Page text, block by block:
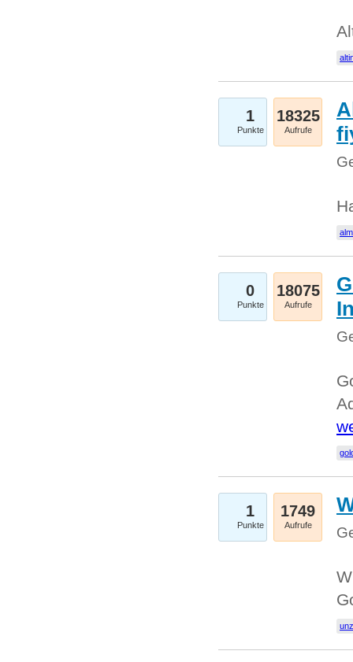
1
Punkte
18325
Aufrufe
0
Punkte
18075
Aufrufe
1
Punkte
1749
Aufrufe